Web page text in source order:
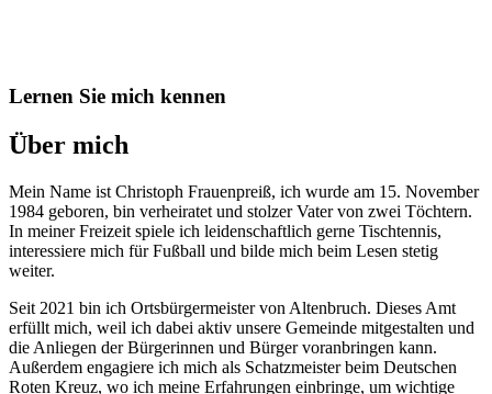
Lernen Sie mich kennen
Über mich
Mein Name ist Christoph Frauenpreiß, ich wurde am 15. November
1984 geboren, bin verheiratet und stolzer Vater von zwei Töchtern.
In meiner Freizeit spiele ich leidenschaftlich gerne Tischtennis,
interessiere mich für Fußball und bilde mich beim Lesen stetig
weiter.
Seit 2021 bin ich Ortsbürgermeister von Altenbruch. Dieses Amt
erfüllt mich, weil ich dabei aktiv unsere Gemeinde mitgestalten und
die Anliegen der Bürgerinnen und Bürger voranbringen kann.
Außerdem engagiere ich mich als Schatzmeister beim Deutschen
Roten Kreuz, wo ich meine Erfahrungen einbringe, um wichtige